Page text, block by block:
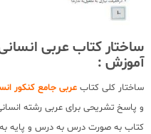
ساختار کتاب عربی
آموزش :
ساختار کلی کتاب عربی جامع کنکور
و پاسخ تشریحی برای عربی رشته
کتاب به صورت درس به درس و پایه به